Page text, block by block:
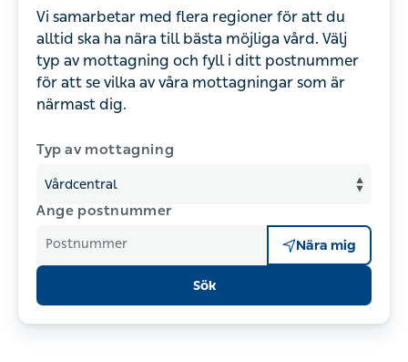
Vi samarbetar med flera regioner för att du
alltid ska ha nära till bästa möjliga vård. Välj
typ av mottagning och fyll i ditt postnummer
för att se vilka av våra mottagningar som är
närmast dig.
Typ av mottagning
Ange postnummer
Postnummer Nära mig
Sök